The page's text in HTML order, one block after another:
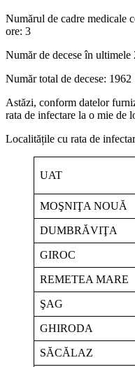
Numărul de cadre medicale
ore: 3
Număr de decese în ultimele
Număr total de decese: 1962
Astăzi, conform datelor
rata de infectare la o mie de
Localitățile cu rata de
UAT
MOŞNIŢA NOUĂ
DUMBRĂVIŢA
GIROC
REMETEA MARE
ŞAG
GHIRODA
SĂCĂLAZ